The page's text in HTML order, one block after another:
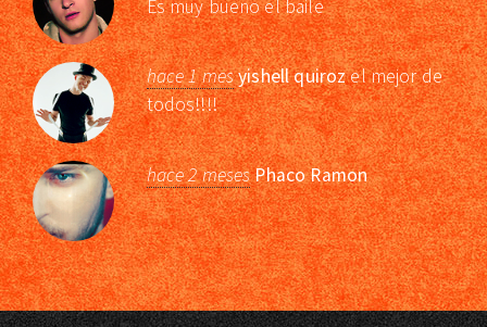
Es muy bueno el baile
hace 1 mesyishell quirozel mejor de
todos!!!!
hace 2 mesesPhaco Ramon